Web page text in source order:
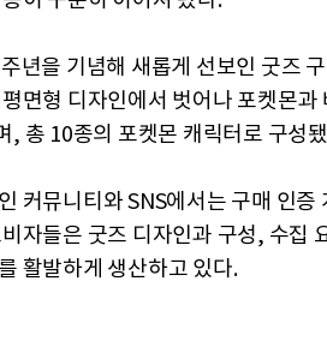
년을 기념해 새롭게 선보인 굿즈
면형 디자인에서 벗어나 포켓몬
, 총 10종의 포켓몬 캐릭터로 구성
커뮤니티와 SNS에서는 구매 인증
자들은 굿즈 디자인과 구성, 수집
활발하게 생산하고 있다.